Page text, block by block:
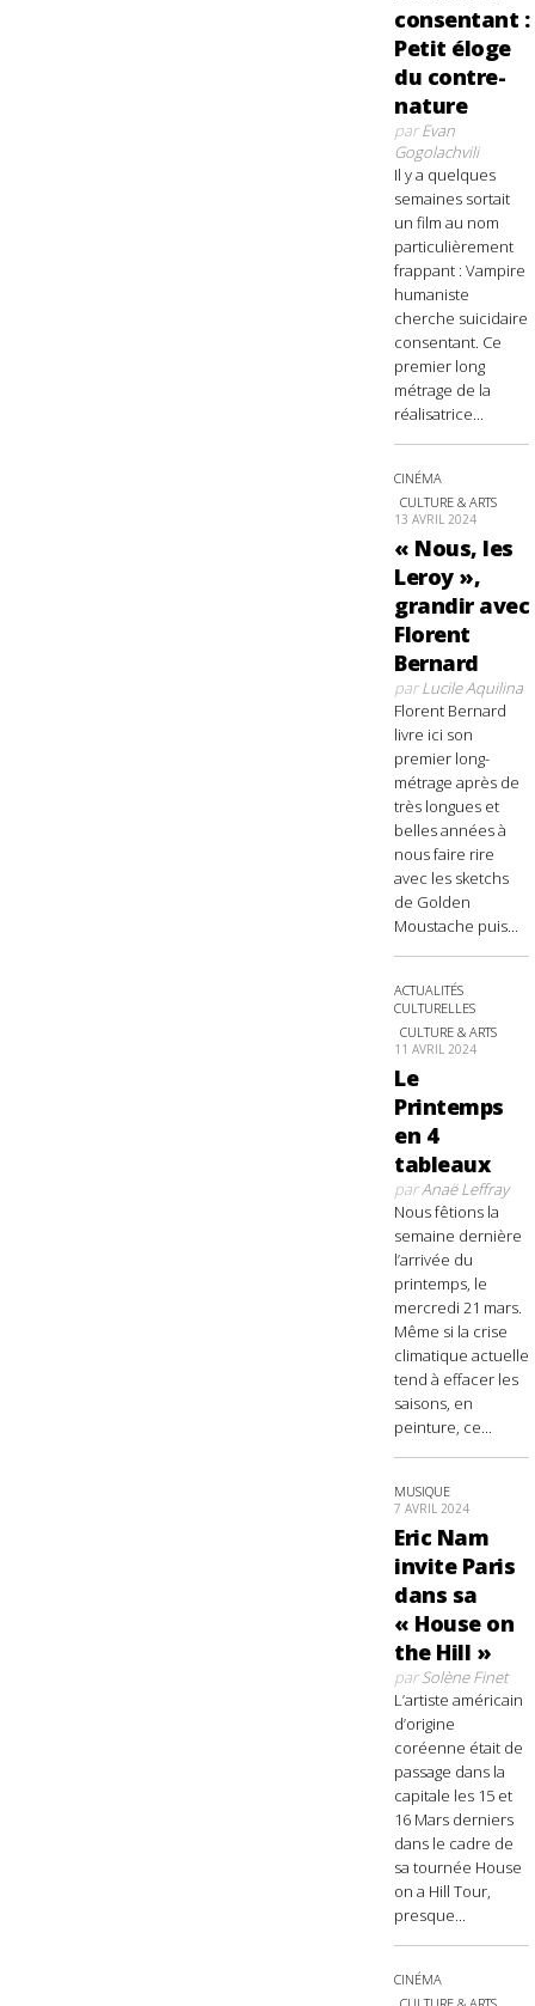
consentant :
Petit éloge
du contre-
nature
parEvan
Gogolachvili
Il y a quelques
semaines sortait
un film au nom
particulièrement
frappant : Vampire
humaniste
cherche suicidaire
consentant. Ce
premier long
métrage de la
réalisatrice...
CINÉMA
CULTURE & ARTS
13 AVRIL 2024
« Nous, les
Leroy »,
grandir avec
Florent
Bernard
parLucile Aquilina
Florent Bernard
livre ici son
premier long-
métrage après de
très longues et
belles années à
nous faire rire
avec les sketchs
de Golden
Moustache puis...
ACTUALITÉS
CULTURELLES
CULTURE & ARTS
11 AVRIL 2024
Le
Printemps
en 4
tableaux
parAnaë Leffray
Nous fêtions la
semaine dernière
l’arrivée du
printemps, le
mercredi 21 mars.
Même si la crise
climatique actuelle
tend à effacer les
saisons, en
peinture, ce...
MUSIQUE
7 AVRIL 2024
Eric Nam
invite Paris
dans sa
« House on
the Hill »
parSolène Finet
L’artiste américain
d’origine
coréenne était de
passage dans la
capitale les 15 et
16 Mars derniers
dans le cadre de
sa tournée House
on a Hill Tour,
presque...
CINÉMA